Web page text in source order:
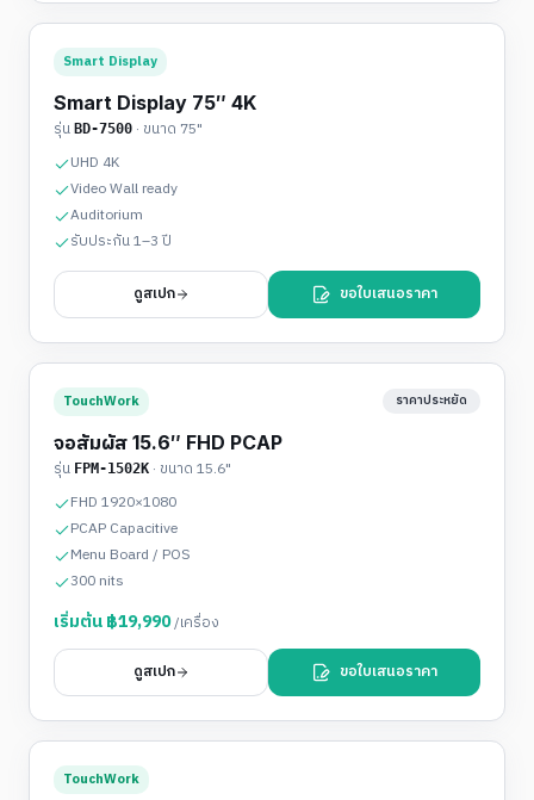
Smart Display
Smart Display 75″ 4K
รุ่น BD-7500 · ขนาด 75"
UHD 4K
Video Wall ready
Auditorium
รับประกัน 1–3 ปี
ดูสเปก ขอใบเสนอราคา
TouchWork ราคาประหยัด
จอสัมผัส 15.6″ FHD PCAP
รุ่น FPM-1502K · ขนาด 15.6"
FHD 1920×1080
PCAP Capacitive
Menu Board / POS
300 nits
เริ่มต้น ฿19,990/เครื่อง
ดูสเปก ขอใบเสนอราคา
TouchWork